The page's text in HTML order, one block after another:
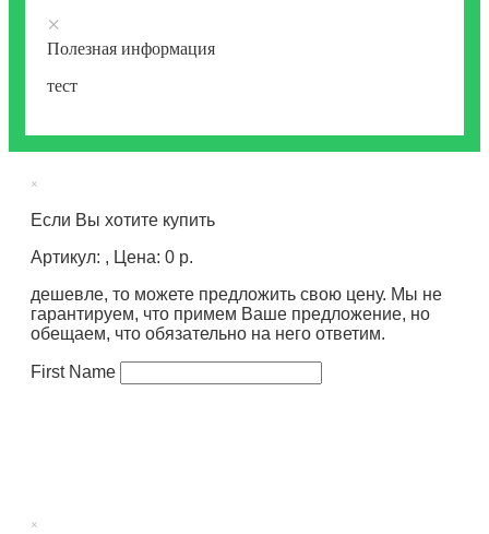
×
Полезная информация
тест
×
Если Вы хотите купить
Артикул: , Цена: 0 р.
дешевле, то можете предложить свою цену. Мы не
гарантируем, что примем Ваше предложение, но
обещаем, что обязательно на него ответим.
First Name
×